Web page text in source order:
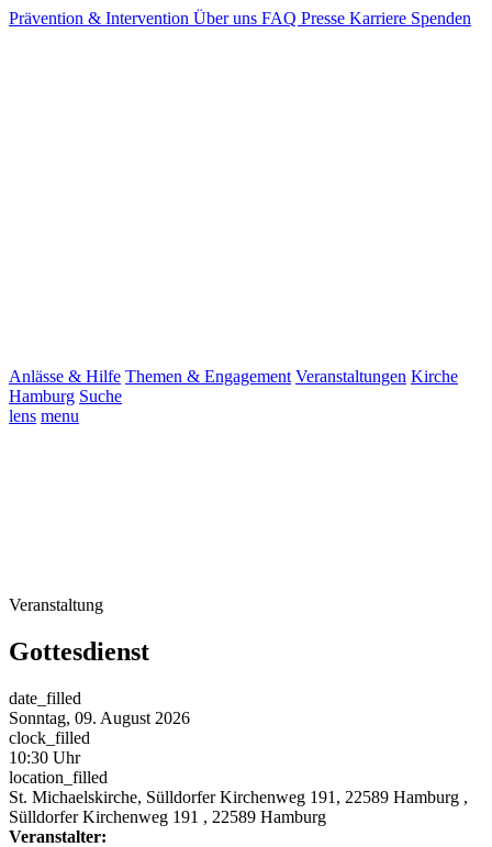
Prävention & Intervention Über uns FAQ Presse Karriere Spenden
Anlässe & Hilfe Themen & Engagement Veranstaltungen Kirche
Hamburg Suche
lens menu
Veranstaltung
Gottesdienst
date_filled
Sonntag, 09. August 2026
clock_filled
10:30 Uhr
location_filled
St. Michaelskirche, Sülldorfer Kirchenweg 191, 22589 Hamburg ,
Sülldorfer Kirchenweg 191 , 22589 Hamburg
Veranstalter: